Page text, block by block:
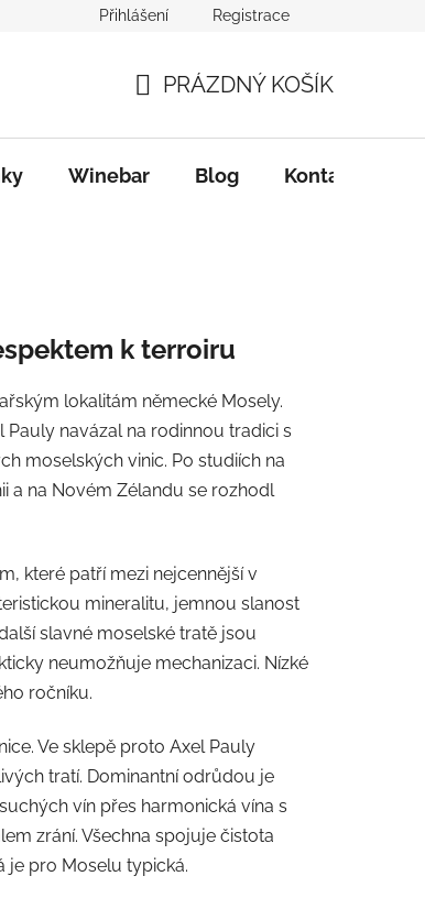
Přihlášení Registrace
KOŠÍK
PRÁZDNÝ KOŠÍK
Winebar Blog Kontakty
k terroiru
lokalitám německé Mosely.
navázal na rodinnou tradici s
moselských vinic. Po studiích na
a na Novém Zélandu se rozhodl
které patří mezi nejcennější v
mineralitu, jemnou slanost
slavné moselské tratě jsou
neumožňuje mechanizaci. Nízké
ročníku.
Ve sklepě proto Axel Pauly
tratí. Dominantní odrůdou je
vín přes harmonická vína s
zrání. Všechna spojuje čistota
je pro Moselu typická.